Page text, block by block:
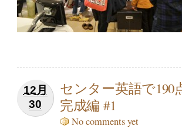
12月
30
センター英語で190
完成編 #1
No comments yet